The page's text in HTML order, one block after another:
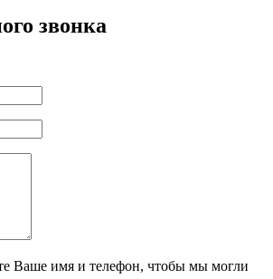
звонка
Ваше имя и телефон, чтобы мы могли